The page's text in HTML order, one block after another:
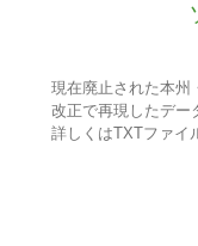
現在廃止された本州
改正で再現したデー
詳しくはTXTファイ